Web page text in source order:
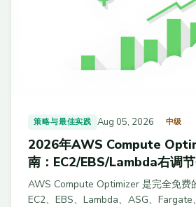
策略与最佳实践 Aug 05, 2026 中级
2026年AWS Compute
南：EC2/EBS/Lambda右调
AWS Compute Optimizer 是完全免费
EC2、EBS、Lambda、ASG、